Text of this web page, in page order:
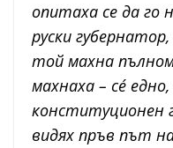
опитаха се да
руски
той махна
махнаха – сé
конституционен
видях пръв път